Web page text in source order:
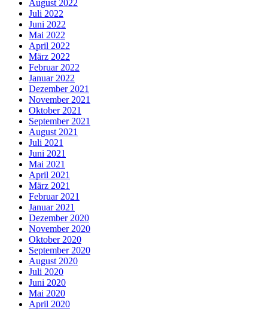
August 2022
Juli 2022
Juni 2022
Mai 2022
April 2022
März 2022
Februar 2022
Januar 2022
Dezember 2021
November 2021
Oktober 2021
September 2021
August 2021
Juli 2021
Juni 2021
Mai 2021
April 2021
März 2021
Februar 2021
Januar 2021
Dezember 2020
November 2020
Oktober 2020
September 2020
August 2020
Juli 2020
Juni 2020
Mai 2020
April 2020